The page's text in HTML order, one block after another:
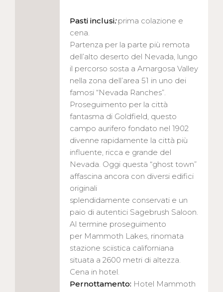
Pasti inclusi:prima colazione e
cena.
Partenza per la parte più remota
dell’alto deserto del Nevada, lungo
il percorso sosta a Amargosa Valley
nella zona dell’area 51 in uno dei
famosi “Nevada Ranches”.
Proseguimento per la città
fantasma di Goldfield, questo
campo aurifero fondato nel 1902
divenne rapidamente la città più
influente, ricca e grande del
Nevada. Oggi questa “ghost town”
affascina ancora con diversi edifici
originali
splendidamente conservati e un
paio di autentici Sagebrush Saloon.
Al termine proseguimento
per Mammoth Lakes, rinomata
stazione sciistica californiana
situata a 2600 metri di altezza.
Cena in hotel.
Pernottamento: Hotel Mammoth